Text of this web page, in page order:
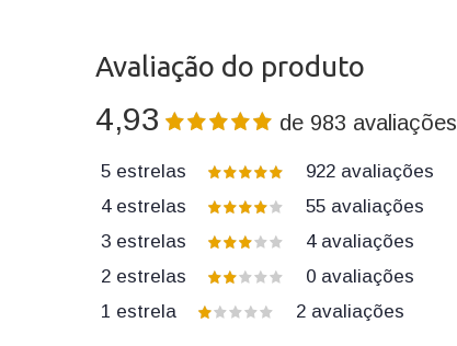
Avaliação do produto
4,93 de 983 avaliações
5 estrelas 922 avaliações
4 estrelas
55 avaliações
3 estrelas
4 avaliações
2 estrelas
0 avaliações
1 estrela
2 avaliações